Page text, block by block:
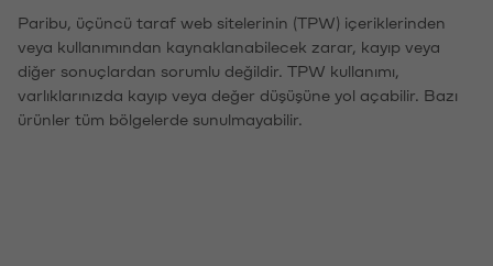
Paribu, üçüncü taraf web sitelerinin (TPW) içeriklerinden
veya kullanımından kaynaklanabilecek zarar, kayıp veya
diğer sonuçlardan sorumlu değildir. TPW kullanımı,
varlıklarınızda kayıp veya değer düşüşüne yol açabilir. Bazı
ürünler tüm bölgelerde sunulmayabilir.